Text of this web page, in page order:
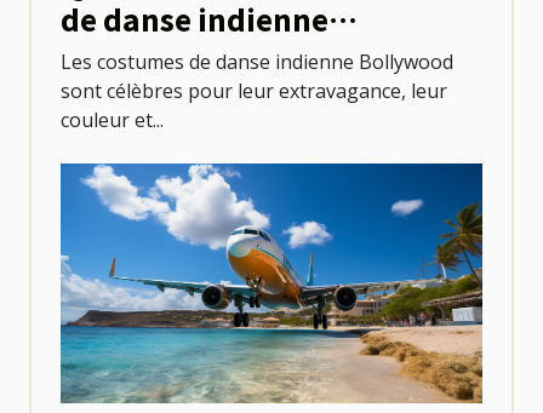
de danse indienne
Bollywood ?
Les costumes de danse indienne Bollywood
sont célèbres pour leur extravagance, leur
couleur et...